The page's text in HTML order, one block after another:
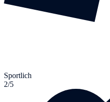
Sportlich
2/5